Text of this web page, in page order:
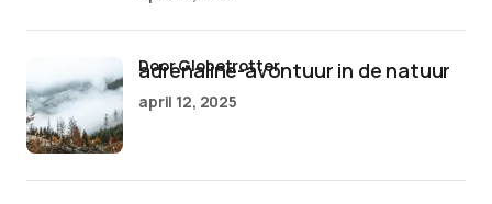
adrenaline-avontuur in de natuur
door Globetrotter
april 12, 2025